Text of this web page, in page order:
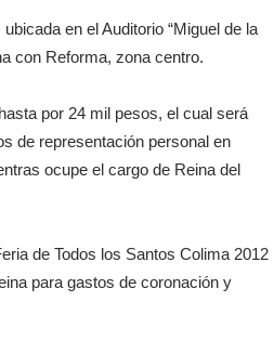
en el Auditorio “Miguel de la
con Reforma, zona centro.
por 24 mil pesos, el cual será
de representación personal en
ocupe el cargo de Reina del
de Todos los Santos Colima 2012
para gastos de coronación y